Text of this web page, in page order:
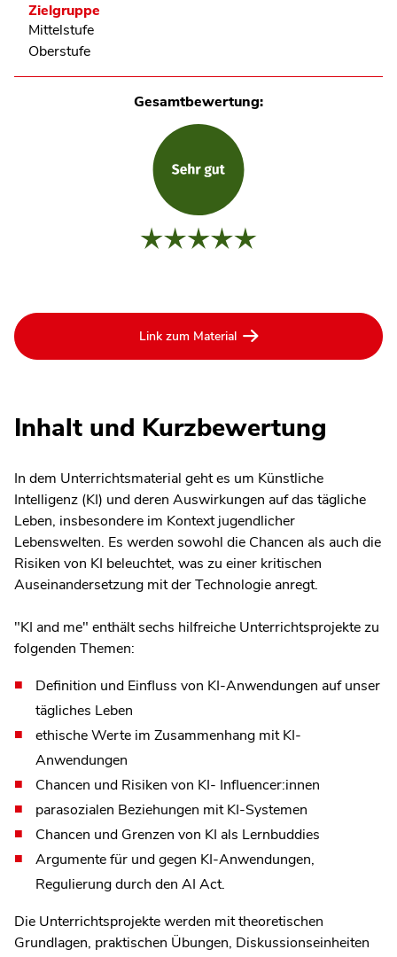
Zielgruppe
Mittelstufe
Oberstufe
Gesamtbewertung:
Link zum Material
Inhalt und Kurzbewertung
In dem Unterrichtsmaterial geht es um Künstliche
Intelligenz (KI) und deren Auswirkungen auf das tägliche
Leben, insbesondere im Kontext jugendlicher
Lebenswelten. Es werden sowohl die Chancen als auch die
Risiken von KI beleuchtet, was zu einer kritischen
Auseinandersetzung mit der Technologie anregt.
"KI and me" enthält sechs hilfreiche Unterrichtsprojekte zu
folgenden Themen:
Definition und Einfluss von KI-Anwendungen auf unser
tägliches Leben
ethische Werte im Zusammenhang mit KI-
Anwendungen
Chancen und Risiken von KI- Influencer:innen
parasozialen Beziehungen mit KI-Systemen
Chancen und Grenzen von KI als Lernbuddies
Argumente für und gegen KI-Anwendungen,
Regulierung durch den AI Act.
Die Unterrichtsprojekte werden mit theoretischen
Grundlagen, praktischen Übungen, Diskussionseinheiten